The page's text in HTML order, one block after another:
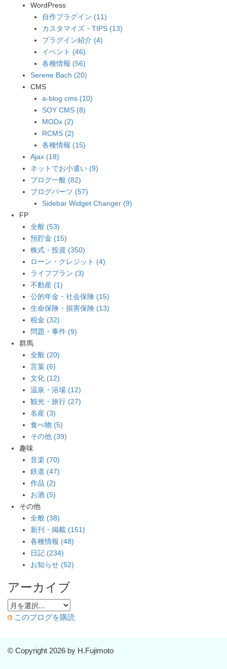
WordPress
自作プラグイン (11)
カスタマイズ・TIPS (13)
プラグイン紹介 (4)
イベント (46)
各種情報 (56)
Serene Bach (20)
CMS
a-blog cms (10)
SOY CMS (8)
MODx (2)
RCMS (2)
各種情報 (15)
Ajax (18)
ネットでお小遣い (9)
ブログ一般 (82)
ブログパーツ (57)
Sidebar Widget Changer (9)
FP
全般 (53)
預貯金 (15)
株式・投資 (350)
ローン・クレジット (4)
ライフプラン (3)
不動産 (1)
公的年金・社会保険 (15)
生命保険・損害保険 (13)
税金 (32)
問題・事件 (9)
群馬
全般 (20)
言葉 (6)
文化 (12)
温泉・浴場 (12)
観光・旅行 (27)
名産 (3)
食べ物 (5)
その他 (39)
趣味
音楽 (70)
鉄道 (47)
作品 (2)
お酒 (5)
その他
全般 (38)
新刊・掲載 (151)
各種情報 (48)
日記 (234)
お知らせ (52)
アーカイブ
このブログを購読
© Copyright 2026 by H.Fujimoto